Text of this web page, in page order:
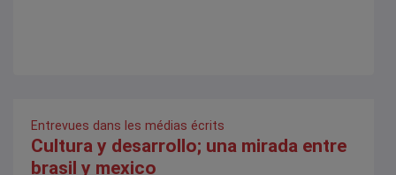
Entrevues dans les médias écrits
Cultura y desarrollo; una mirada entre
brasil y mexico